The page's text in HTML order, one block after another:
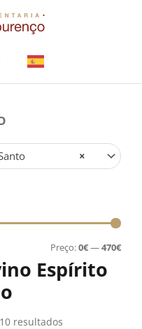
×
Preço:0€—470€
Espírito
resultados